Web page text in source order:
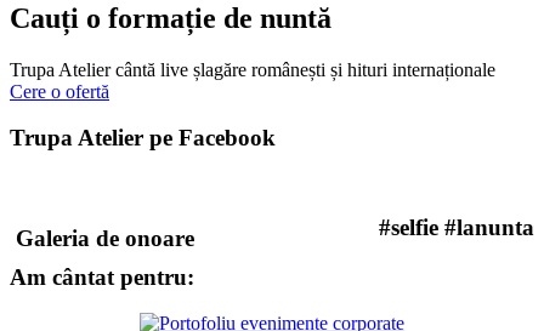
Cauți o formație de nuntă
Trupa Atelier cântă live șlagăre românești și hituri internaționale
Cere o ofertă
Trupa Atelier pe Facebook
Galeria de onoare
#selfie #lanunta
Am cântat pentru: